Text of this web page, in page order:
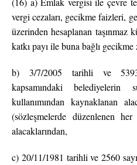
vergi cezaları, gecikme faizleri,
üzerinden hesaplanan taşınmaz
katkı payı ile buna bağlı gecikme
b) 3/7/2005 tarihli ve
kapsamındaki
kullanımından kaynaklanan
(sözleşmelerde düzenlenen
alacaklarından,
c) 20/11/1981 tarihli ve 2560